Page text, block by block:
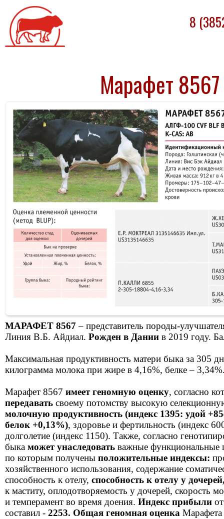
8
Марафет 8567
МАРАФЕТ 8567– представитель породы-
Линия В.Б. Айдиал. Рожден в Дании в 2019 году.
Максимальная продуктивность матери быка за 305
килограмма молока при жире в 4,16%, белке –
Марафет 8567 имеет геномную оценку, согласно
передавать своему потомству высокую
молочную продуктивность (индекс 1395: удой
белок +0,13%), здоровье и фертильность (индекс
долголетие (индекс 1150). Также, согласно
быка может унаследовать важные функциональные
по которым получены положительные индексы:
хозяйственного использования, содержание
способность к отелу, способность к отелу у
к маститу, оплодотворяемость у дочерей, скорость
и темперамент во время доения. Индекс прибыли
составил - 2253. Общая геномная оценка